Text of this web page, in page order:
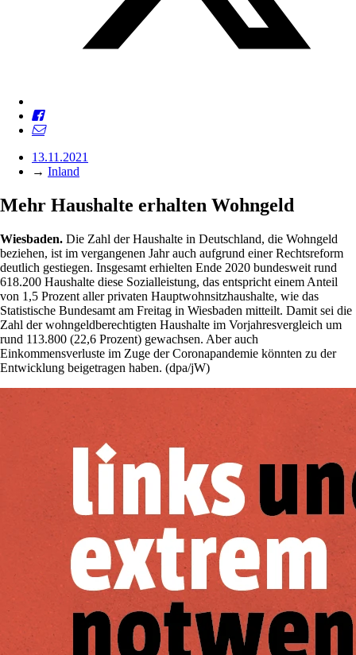
13.11.2021
→ Inland
Mehr Haushalte erhalten Wohngeld
Wiesbaden. Die Zahl der Haushalte in Deutschland, die Wohngeld
beziehen, ist im vergangenen Jahr auch aufgrund einer Rechtsreform
deutlich gestiegen. Insgesamt erhielten Ende 2020 bundesweit rund
618.200 Haushalte diese Sozialleistung, das entspricht einem Anteil
von 1,5 Prozent aller privaten Hauptwohnsitzhaushalte, wie das
Statistische Bundesamt am Freitag in Wiesbaden mitteilt. Damit sei die
Zahl der wohngeldberechtigten Haushalte im Vorjahresvergleich um
rund 113.800 (22,6 Prozent) gewachsen. Aber auch
Einkommensverluste im Zuge der Coronapandemie könnten zu der
Entwicklung beigetragen haben. (dpa/jW)